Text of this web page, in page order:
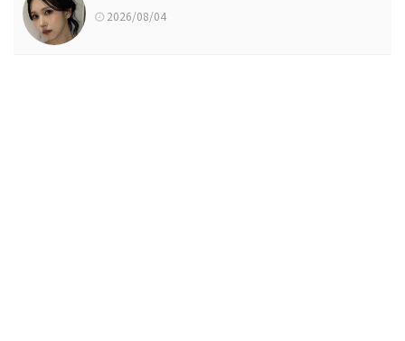
2026/08/04